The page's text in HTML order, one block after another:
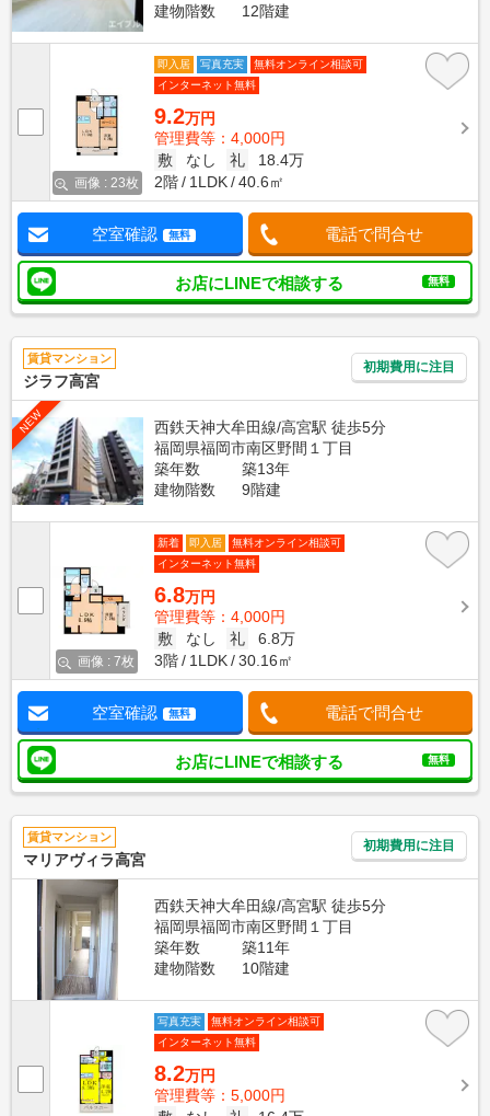
建物階数
12階建
画像 : 23枚
即入居 写真充実
無料オンライン相談可
インターネット無料
9.2万円
管理費等：4,000円
敷
なし 礼
18.4万
2階
1LDK 40.6㎡
空室確認 無料 電話で問合せ
お店にLINEで相談する 無料
賃貸マンション
ジラフ高宮
初期費用に注目
NEW
西鉄天神大牟田線/高宮駅 徒歩5分
福岡県福岡市南区野間１丁目
築年数
築13年
建物階数
9階建
画像 : 7枚
新着 即入居
無料オンライン相談可
インターネット無料
6.8万円
管理費等：4,000円
敷
なし 礼
6.8万
3階
1LDK 30.16㎡
空室確認 無料 電話で問合せ
お店にLINEで相談する 無料
賃貸マンション
マリアヴィラ高宮
初期費用に注目
西鉄天神大牟田線/高宮駅 徒歩5分
福岡県福岡市南区野間１丁目
築年数
築11年
建物階数
10階建
写真充実
無料オンライン相談可
インターネット無料
8.2万円
管理費等：5,000円